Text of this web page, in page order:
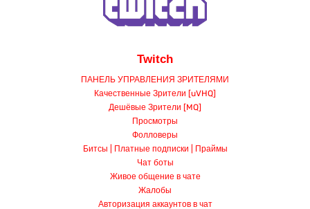
Качественные Зрители [uVHQ]
Дешёвые Зрители [MQ]
Просмотры
Фолловеры
Битсы | Платные подписки | Праймы
Чат боты
Живое общение в чате
Жалобы
Авторизация аккаунтов в чат